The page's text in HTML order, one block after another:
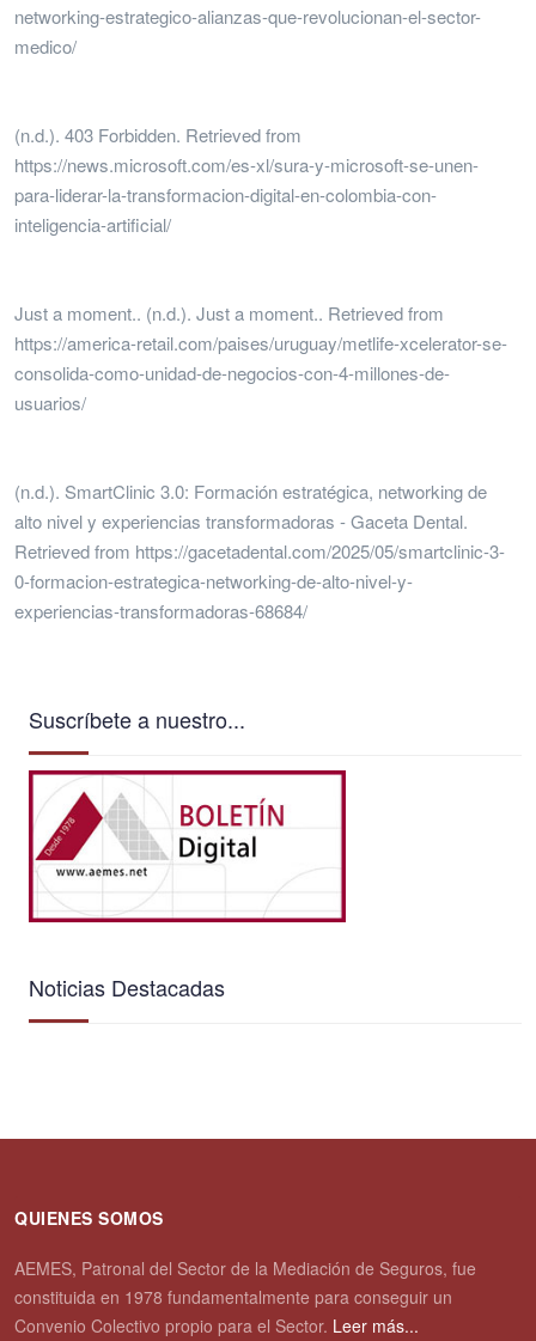
networking-estrategico-alianzas-que-revolucionan-el-sector-
medico/
(n.d.). 403 Forbidden. Retrieved from
https://news.microsoft.com/es-xl/sura-y-microsoft-se-unen-
para-liderar-la-transformacion-digital-en-colombia-con-
inteligencia-artificial/
Just a moment.. (n.d.). Just a moment.. Retrieved from
https://america-retail.com/paises/uruguay/metlife-xcelerator-se-
consolida-como-unidad-de-negocios-con-4-millones-de-
usuarios/
(n.d.). SmartClinic 3.0: Formación estratégica, networking de
alto nivel y experiencias transformadoras - Gaceta Dental.
Retrieved from https://gacetadental.com/2025/05/smartclinic-3-
0-formacion-estrategica-networking-de-alto-nivel-y-
experiencias-transformadoras-68684/
Suscríbete a nuestro...
Noticias Destacadas
QUIENES SOMOS
AEMES, Patronal del Sector de la Mediación de Seguros, fue
constituida en 1978 fundamentalmente para conseguir un
Convenio Colectivo propio para el Sector. Leer más...